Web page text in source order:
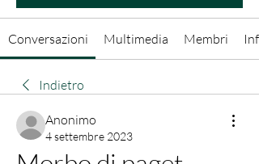
Conversazioni Multimedia Membri Info
Indietro
Anonimo
4 settembre 2023